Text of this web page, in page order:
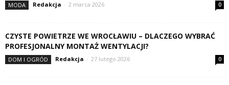
MODA Redakcja - 2 marca 2026 0
CZYSTE POWIETRZE WE WROCŁAWIU – DLACZEGO WYBRAĆ
PROFESJONALNY MONTAŻ WENTYLACJI?
DOM I OGRÓD Redakcja - 27 lutego 2026 0